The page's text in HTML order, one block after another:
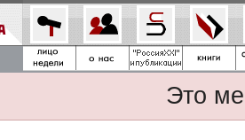
Это